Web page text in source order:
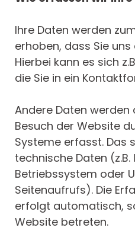
Ihre Daten werden
erhoben, dass Sie
Hierbei kann es sich
die Sie in ein
Andere Daten
Besuch der Website
Systeme erfasst. Das
technische Daten
Betriebssystem oder
Seitenaufrufs). Die
erfolgt automatisch,
Website betreten.